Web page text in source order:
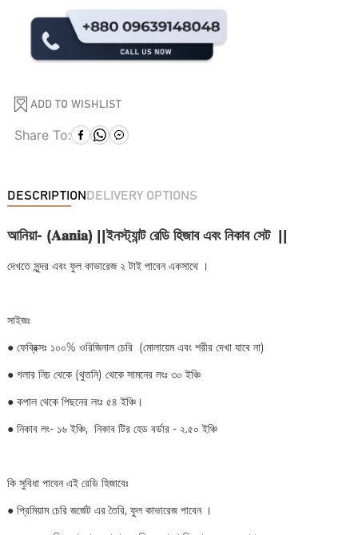
ADD TO WISHLIST
Share To:
DESCRIPTION DELIVERY OPTIONS
আনিয়া- (𝐀𝐚𝐧𝐢𝐚) ||ইনস্ট্যান্ট রেডি হিজাব এবং নিকাব সেট ||
দেখতে সুন্দর এবং ফুল কাভারেজ ২ টাই পাবেন একসাথে ।
সাইজঃ
●ফেব্রিক্সঃ ১০০% ওরিজিনাল চেরি (মোলায়েম এবং শরীর দেখা যাবে না)
●গলার নিচ থেকে (থুতনি) থেকে সামনের লংঃ ৩০ ইঞ্চি
●কপাল থেকে পিছনের লংঃ ৫৪ ইঞ্চি।
● নিকাব লং- ১৬ ইঞ্চি, নিকাব টির হেড বর্ডার - ২.৫০ ইঞ্চি
কি সুবিধা পাবেন এই রেডি হিজাবেঃ
●প্রিমিয়াম চেরি জর্জেট এর তৈরি, ফুল কাভারেজ পাবেন ।